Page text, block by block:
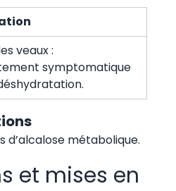
veaux :
symptomatique
d’alcalose métabolique.
et mises en